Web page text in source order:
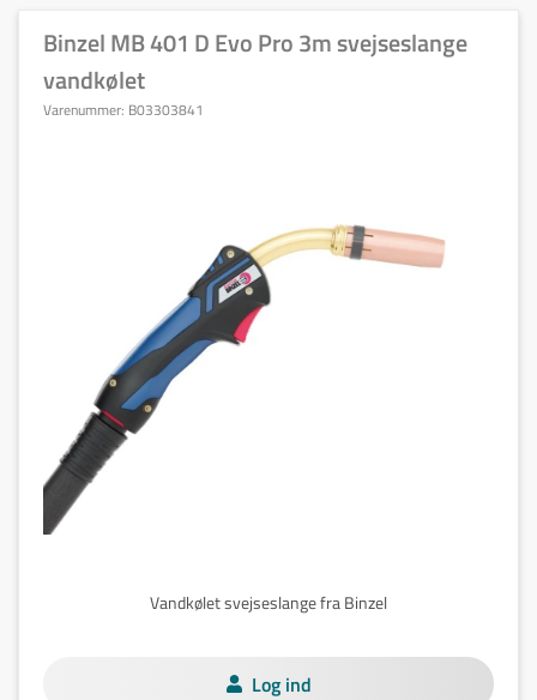
Binzel MB 401 D Evo Pro 3m svejseslange
vandkølet
Varenummer: B03303841
Vandkølet svejseslange fra Binzel
Log ind